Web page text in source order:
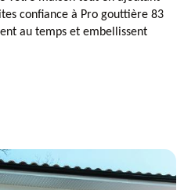
confiance à Pro gouttière 83
au temps et embellissent